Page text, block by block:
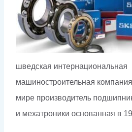
шведская интернациональная
машиностроительная
мире производитель
и мехатроники основанная в